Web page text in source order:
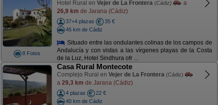
8 Fotos
Hotel Rural en Vejer de La Frontera (Cádiz)
a
26,9 km de Jarana (Cádiz)
37+4 plazas
35 €
45 km de Cádiz
Situado entre las ondulantes colinas de los campos de
Andalucía y con vistas a las vírgenes playas de la Costa
de la Luz, Hotel Sindhura ofr ...
Casa Rural Montecote
Complejo Rural en Vejer de La Frontera (Cádiz)
a 29,3 km de Jarana (Cádiz)
4 plazas
22 €
40 km de Cádiz